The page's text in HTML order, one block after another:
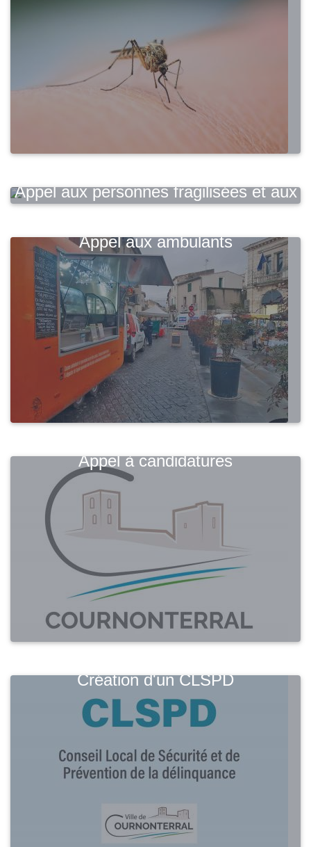
Appel aux personnes fragilisées et aux
aidants
Appel aux ambulants
Appel à candidatures
Création d'un CLSPD